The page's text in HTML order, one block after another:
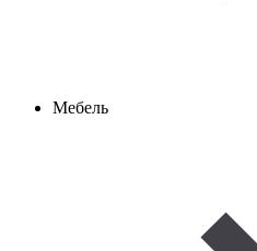
Мебель